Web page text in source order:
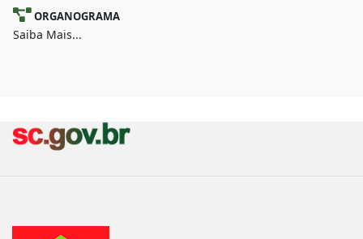
ORGANOGRAMA
Saiba Mais...